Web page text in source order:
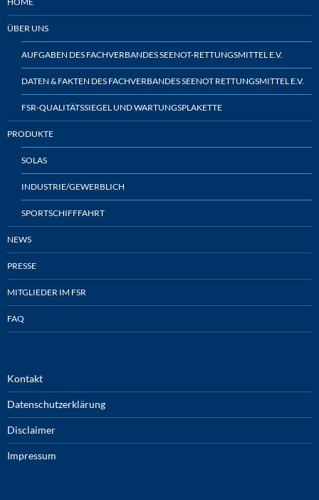
ÜBER UNS
AUFGABEN DES FACHVERBANDES SEENOT-RETTUNGSMITTEL E.V.
DATEN & FAKTEN DES FACHVERBANDES SEENOT RETTUNGSMITTEL E.V.
FSR-QUALITÄTSSIEGEL UND WARTUNGSPLAKETTE
PRODUKTE
SOLAS
INDUSTRIE/GEWERBLICH
SPORTSCHIFFFAHRT
NEWS
PRESSE
MITGLIEDER IM FSR
FAQ
Kontakt
Datenschutzerklärung
Disclaimer
Impressum